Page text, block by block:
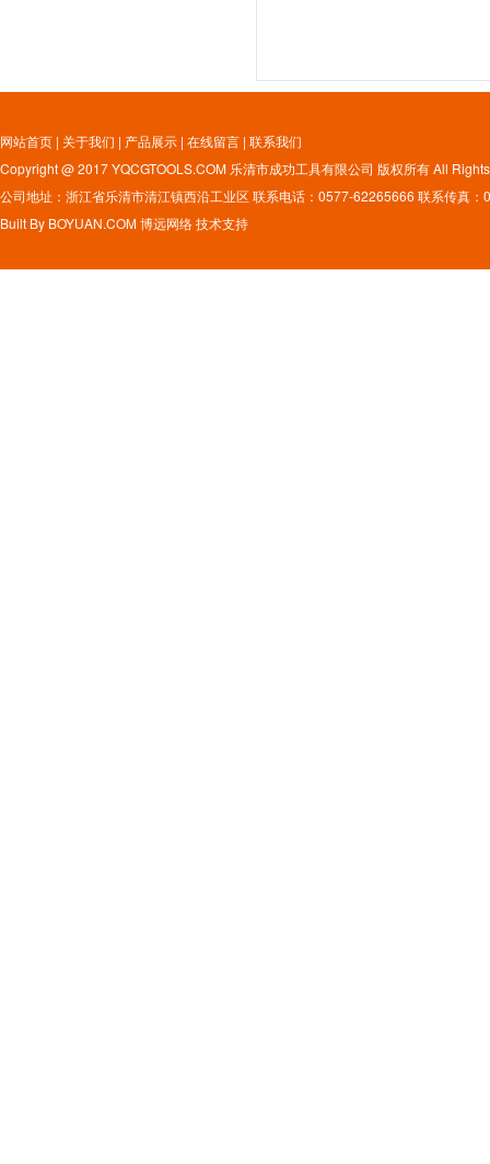
网站首页 | 关于我们 | 产品展示 | 在线留言 | 联系我们
Copyright @ 2017 YQCGTOOLS.COM 乐清市成功工具有限公司 版权所有 All
公司地址：浙江省乐清市清江镇西沿工业区 联系电话：0577-62265666 联系传真
Built By BOYUAN.COM博远网络技术支持